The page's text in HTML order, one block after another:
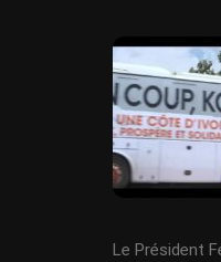
Le Président